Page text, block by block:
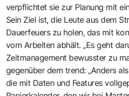
verpflichtet sie zur Planung mit
Sein Ziel ist, die Leute aus dem
Dauerfeuers zu holen, das mit
vom Arbeiten abhält. „Es geht
Zeitmanagement bewusster zu
gegenüber dem trend: „Anders
die mit Daten und Features